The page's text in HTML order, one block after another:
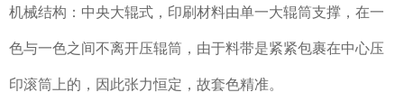
机械结构：中央大辊式，印刷材料由单一大辊筒支撑，在一
色与一色之间不离开压辊筒，由于料带是紧紧包裹在中心压
印滚筒上的，因此张力恒定，故套色精准。